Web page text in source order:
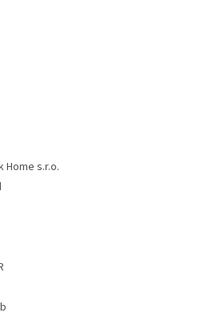
s.r.o.